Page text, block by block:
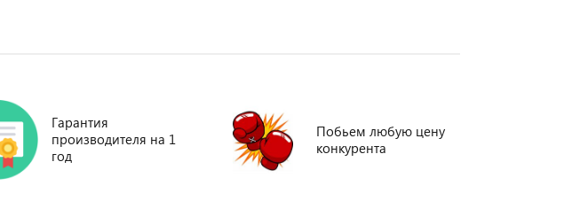
Гарантия
производителя на 1
год
Побьем любую цену
конкурента